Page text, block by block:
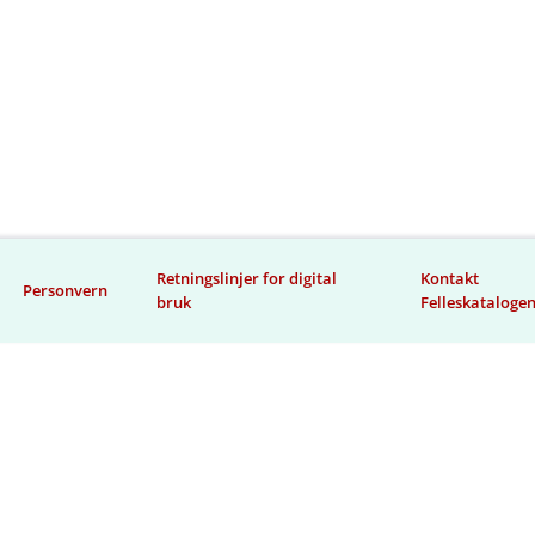
Personvern
Retningslinjer for digital
bruk
Kontakt
Felleskatalogen